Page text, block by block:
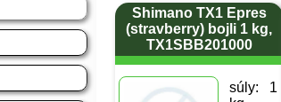
Shimano TX1 Epres
(stravberry) bojli 1 kg,
TX1SBB201000
súly: 1